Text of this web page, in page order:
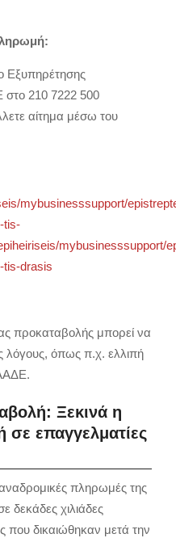
Εξυπηρέτησης
210 7222 500
αίτημα μέσω του
mybusinesssupport/
tis-
mybusinesssupport/
tis-drasis
προκαταβολής μπορεί να
λόγους, όπως π.χ. ελλιπή
Ξεκινά η
επαγγελματίες
πληρωμές της
δεκάδες χιλιάδες
που δικαιώθηκαν μετά την